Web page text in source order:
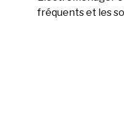
fréquents et les